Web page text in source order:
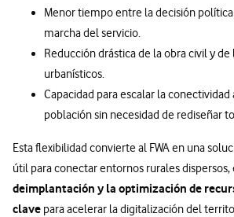
Menor tiempo entre la decisión
marcha del servicio.
Reducción drástica de la obra civil y
urbanísticos.
Capacidad para escalar la
población sin necesidad de rediseñar
Esta flexibilidad convierte al FWA en una
útil para conectar entornos rurales dispersos,
deimplantación y la optimización de
clave para acelerar la digitalización del